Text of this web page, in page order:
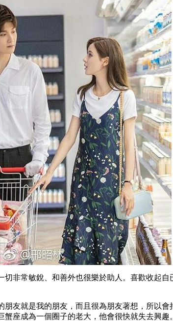
切非常敏銳、和善外也很樂於助人。喜歡收起自
朋友就是我的朋友，而且很為朋友著想，所以會
蟹座成為一個圈子的老大，他會很快就失去興趣